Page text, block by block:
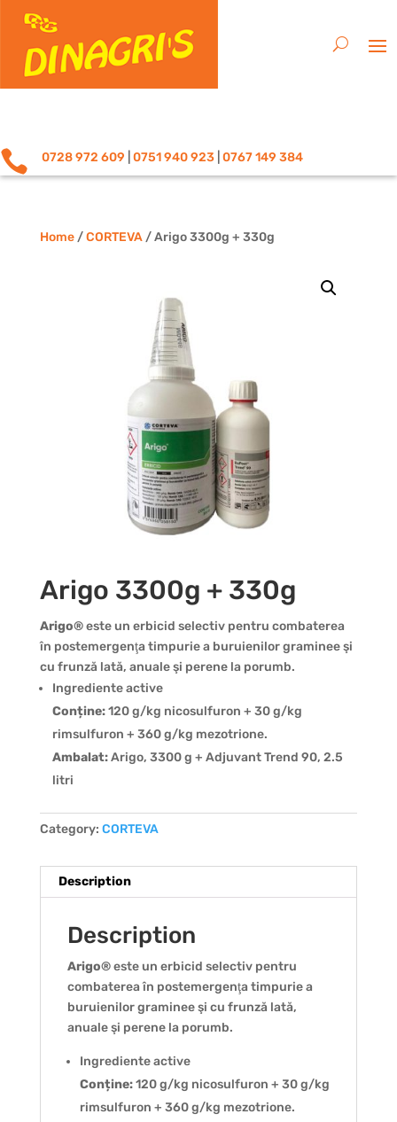
 0728 972 609 0751 940 923 0767 149 384
Home/CORTEVA/ Arigo 3300g + 330g
Arigo 3300g + 330g
Arigo®este un erbicid selectiv pentru combaterea
în postemergenţa timpurie a buruienilor graminee şi
cu frunză lată, anuale şi perene la porumb.
Ingrediente active
Conține:120 g/kg nicosulfuron + 30 g/kg
rimsulfuron + 360 g/kg mezotrione.
Ambalat:Arigo, 3300 g + Adjuvant Trend 90, 2.5
litri
Category: CORTEVA
Description
Description
Arigo®este un erbicid selectiv pentru
combaterea în postemergenţa timpurie a
buruienilor graminee şi cu frunză lată,
anuale şi perene la porumb.
Ingrediente active
Conține:120 g/kg nicosulfuron + 30 g/kg
rimsulfuron + 360 g/kg mezotrione.